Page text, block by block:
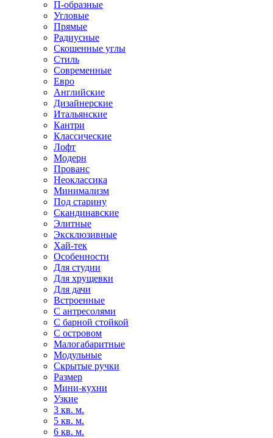
П-образные
Угловые
Прямые
Радиусные
Скошенные углы
Стиль
Современные
Евро
Английские
Дизайнерские
Итальянские
Кантри
Классические
Лофт
Модерн
Прованс
Неоклассика
Минимализм
Под старину
Скандинавские
Элитные
Эксклюзивные
Хай-тек
Особенности
Для студии
Для хрущевки
Для дачи
Встроенные
С антресолями
С барной стойкой
С островом
Малогабаритные
Модульные
Скрытые ручки
Размер
Мини-кухни
Узкие
3 кв. м.
5 кв. м.
6 кв. м.